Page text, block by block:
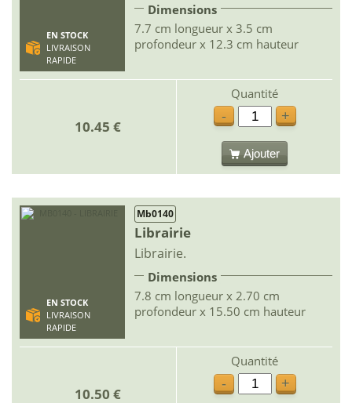
EN STOCK
LIVRAISON
RAPIDE
Dimensions
7.7 cm longueur x 3.5 cm
profondeur x 12.3 cm hauteur
10.45 €
Quantité
-
+
Ajouter
EN STOCK
LIVRAISON
RAPIDE
Mb0140
Librairie
Librairie.
Dimensions
7.8 cm longueur x 2.70 cm
profondeur x 15.50 cm hauteur
10.50 €
Quantité
-
+